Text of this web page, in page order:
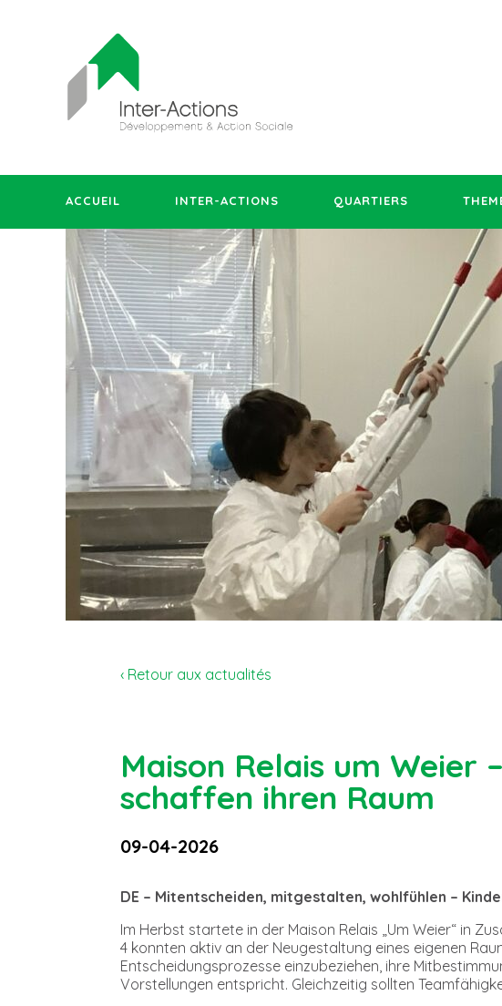
ACCUEIL INTER-ACTIONS QUARTIERS
‹ Retour aux actualités
Maison Relais um
schaffen ihren Raum
09-04-2026
DE – Mitentscheiden, mitgestalten, wohlfühlen –
Im Herbst startete in der Maison Relais „Um Weier“ in
4 konnten aktiv an der Neugestaltung eines eigenen
Entscheidungsprozesse einzubeziehen, ihre
Vorstellungen entspricht. Gleichzeitig sollten